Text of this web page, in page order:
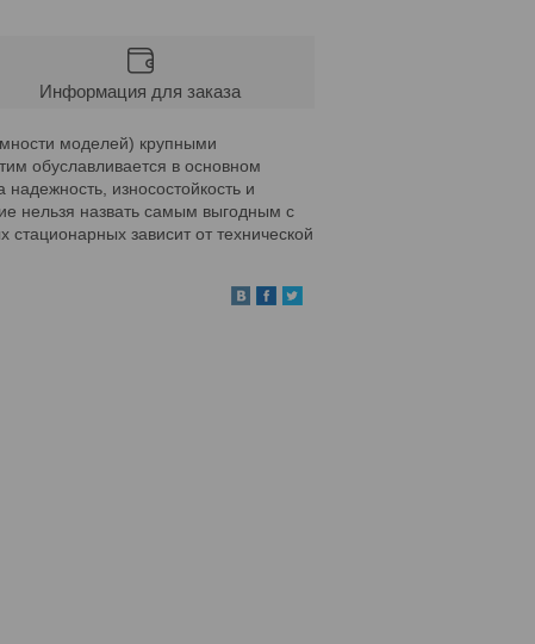
Информация для заказа
моделей) крупными
обуславливается в основном
износостойкость и
нельзя назвать самым выгодным с
зависит от технической